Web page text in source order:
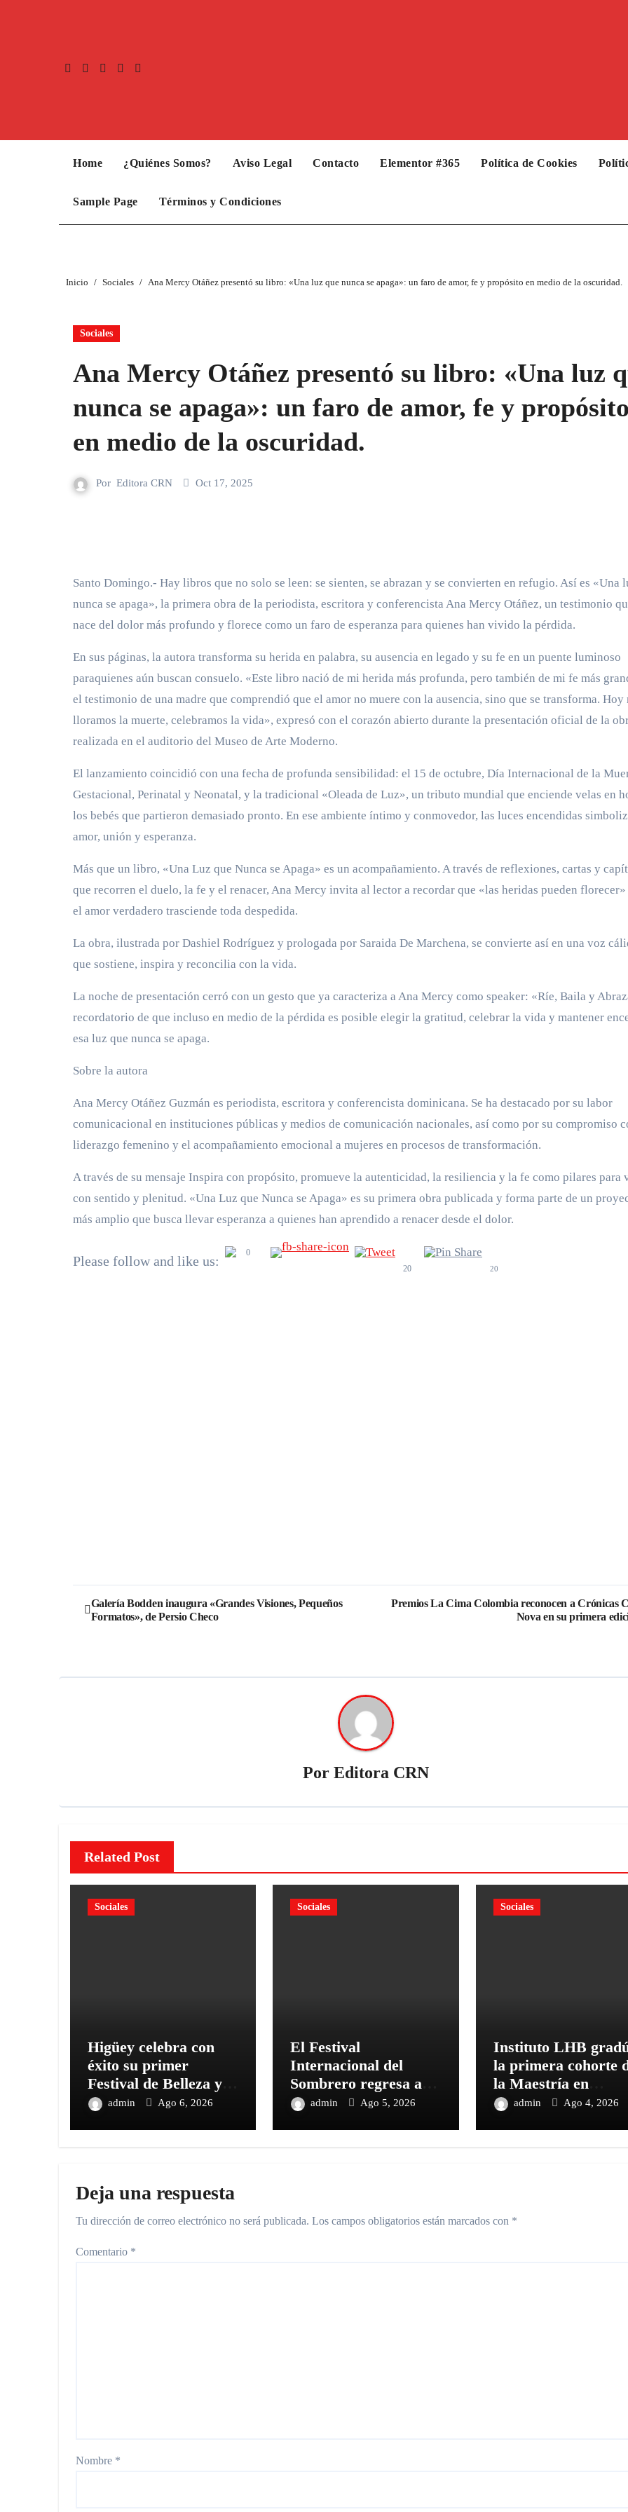
Home ¿Quiénes Somos? Aviso Legal Contacto Elementor #365 Política de Cookies
Sample Page Términos y Condiciones
Inicio Sociales Ana Mercy Otáñez presentó su libro: «Una luz que nunca se apaga»: un faro de amor, fe y propósito en medio de la oscuridad.
Sociales
Ana Mercy Otáñez presentó su libro: «Una luz
nunca se apaga»: un faro de amor, fe y propósito
en medio de la oscuridad.
Por Editora CRN Oct 17, 2025
Santo Domingo.- Hay libros que no solo se leen: se sienten, se abrazan y se convierten en refugio. Así es «Una
nunca se apaga», la primera obra de la periodista, escritora y conferencista Ana Mercy Otáñez, un testimonio
nace del dolor más profundo y florece como un faro de esperanza para quienes han vivido la pérdida.
En sus páginas, la autora transforma su herida en palabra, su ausencia en legado y su fe en un puente luminoso
paraquienes aún buscan consuelo. «Este libro nació de mi herida más profunda, pero también de mi fe más
el testimonio de una madre que comprendió que el amor no muere con la ausencia, sino que se transforma. Hoy
lloramos la muerte, celebramos la vida», expresó con el corazón abierto durante la presentación oficial de la
realizada en el auditorio del Museo de Arte Moderno.
El lanzamiento coincidió con una fecha de profunda sensibilidad: el 15 de octubre, Día Internacional de la
Gestacional, Perinatal y Neonatal, y la tradicional «Oleada de Luz», un tributo mundial que enciende velas en
los bebés que partieron demasiado pronto. En ese ambiente íntimo y conmovedor, las luces encendidas
amor, unión y esperanza.
Más que un libro, «Una Luz que Nunca se Apaga» es un acompañamiento. A través de reflexiones, cartas y
que recorren el duelo, la fe y el renacer, Ana Mercy invita al lector a recordar que «las heridas pueden florecer»
el amor verdadero trasciende toda despedida.
La obra, ilustrada por Dashiel Rodríguez y prologada por Saraida De Marchena, se convierte así en una voz
que sostiene, inspira y reconcilia con la vida.
La noche de presentación cerró con un gesto que ya caracteriza a Ana Mercy como speaker: «Ríe, Baila y
recordatorio de que incluso en medio de la pérdida es posible elegir la gratitud, celebrar la vida y mantener
esa luz que nunca se apaga.
Sobre la autora
Ana Mercy Otáñez Guzmán es periodista, escritora y conferencista dominicana. Se ha destacado por su labor
comunicacional en instituciones públicas y medios de comunicación nacionales, así como por su compromiso
liderazgo femenino y el acompañamiento emocional a mujeres en procesos de transformación.
A través de su mensaje Inspira con propósito, promueve la autenticidad, la resiliencia y la fe como pilares para
con sentido y plenitud. «Una Luz que Nunca se Apaga» es su primera obra publicada y forma parte de un
más amplio que busca llevar esperanza a quienes han aprendido a renacer desde el dolor.
Please follow and like us:
0
20
20
Galería Bodden inaugura «Grandes Visiones, Pequeños
Formatos», de Persio Checo
Premios La Cima Colombia reconocen a Crónicas
Nova en su primera
Por Editora CRN
Related Post
Sociales
Higüey celebra con
éxito su primer
Festival de Belleza y
Emprendimiento
admin Ago 6, 2026
Sociales
El Festival
Internacional del
Sombrero regresa a
Ocoa con una edición
admin Ago 5, 2026
Sociales
Instituto LHB
la primera cohorte
la Maestría en
Educación con
admin Ago 4, 2026
Deja una respuesta
Tu dirección de correo electrónico no será publicada. Los campos obligatorios están marcados con *
Comentario *
Nombre *